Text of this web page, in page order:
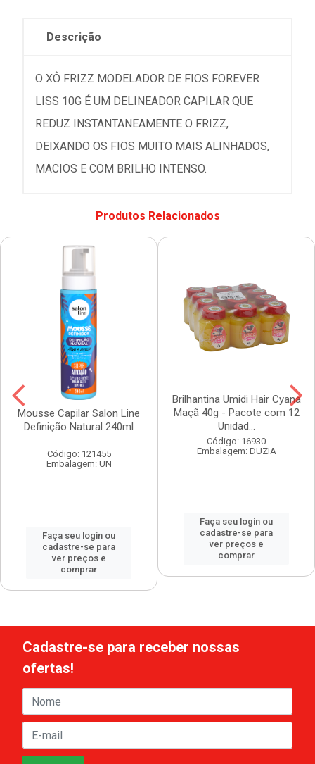
Descrição
O XÔ FRIZZ MODELADOR DE FIOS FOREVER
LISS 10G É UM DELINEADOR CAPILAR QUE
REDUZ INSTANTANEAMENTE O FRIZZ,
DEIXANDO OS FIOS MUITO MAIS ALINHADOS,
MACIOS E COM BRILHO INTENSO.
Produtos Relacionados
Mousse Capilar Salon Line
Definição Natural 240ml
Código: 121455
Embalagem: UN
Faça seu login ou
cadastre-se para
ver preços e
comprar
Brilhantina Umidi Hair Cyana
Maçã 40g - Pacote com 12
Unidad...
Código: 16930
Embalagem: DUZIA
Faça seu login ou
cadastre-se para
ver preços e
comprar
Cadastre-se para receber nossas
ofertas!